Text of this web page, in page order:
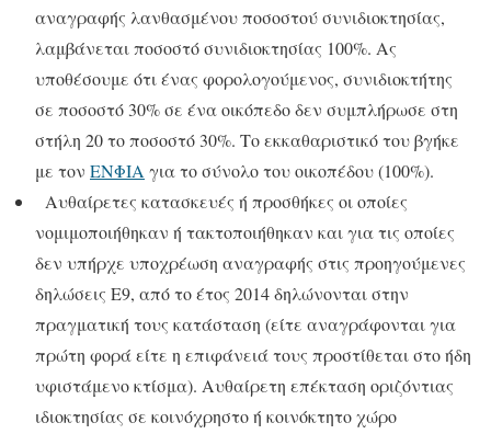
αναγραφής λανθασμένου ποσοστού συνιδιοκτησίας,
λαμβάνεται ποσοστό συνιδιοκτησίας 100%. Ας
υποθέσουμε ότι ένας φορολογούμενος, συνιδιοκτήτης
σε ποσοστό 30% σε ένα οικόπεδο δεν συμπλήρωσε στη
στήλη 20 το ποσοστό 30%. Το εκκαθαριστικό του βγήκε
με τον ΕΝΦΙΑ για το σύνολο του οικοπέδου (100%).
Αυθαίρετες κατασκευές ή προσθήκες οι οποίες
νομιμοποιήθηκαν ή τακτοποιήθηκαν και για τις οποίες
δεν υπήρχε υποχρέωση αναγραφής στις προηγούμενες
δηλώσεις Ε9, από το έτος 2014 δηλώνονται στην
πραγματική τους κατάσταση (είτε αναγράφονται για
πρώτη φορά είτε η επιφάνειά τους προστίθεται στο ήδη
υφιστάμενο κτίσμα). Αυθαίρετη επέκταση οριζόντιας
ιδιοκτησίας σε κοινόχρηστο ή κοινόκτητο χώρο